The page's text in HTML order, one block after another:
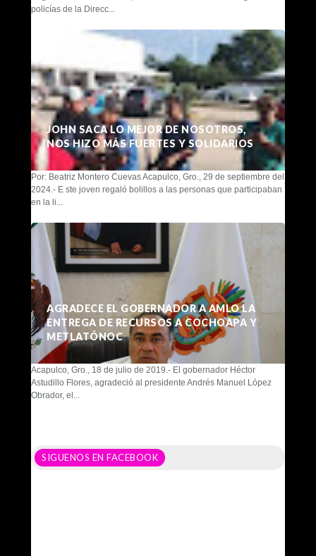
policías de la Direcc...
JOHN SACA LO MEJOR DE NOSOTROS,
NOS HIZO MÁS FUERTES Y SOLIDARIOS
Por: Beatriz Montero Cuevas Acapulco, Gro., 29 de septiembre del
2024.- E ste joven regaló bolillos a las personas que participaban
en la li...
AGRADECE EL GOBERNADOR A AMLO LA
ENTREGA DE RECURSOS A COCHOAPA Y
METLATÓNOC
Acapulco, Gro., 18 de julio de 2019.- El gobernador Héctor
Astudillo Flores, agradeció al presidente Andrés Manuel López
Obrador, el...
SIGUENOS EN FACEBOOK